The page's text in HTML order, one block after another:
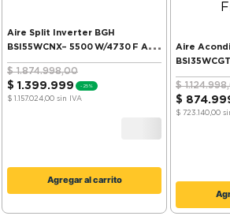
Aire Split Inverter BGH
BSI55WCNX– 5500 W/4730 F A++
Frío/Calor
$ 1.874.998,00
$ 1 .399.999 - 25%
$ 1.157.024,00 sin IVA
Agregar al carrito
Aire
3500 W/
$ 1.124.998,
$ 874.
$ 723.140,00